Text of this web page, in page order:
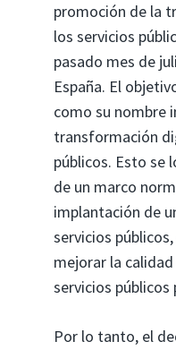
promoción de la
los servicios
pasado mes de
España. El
como su nombre
transformación
públicos. Esto se
de un marco
implantación de
servicios
mejorar la
servicios
Por lo tanto, el